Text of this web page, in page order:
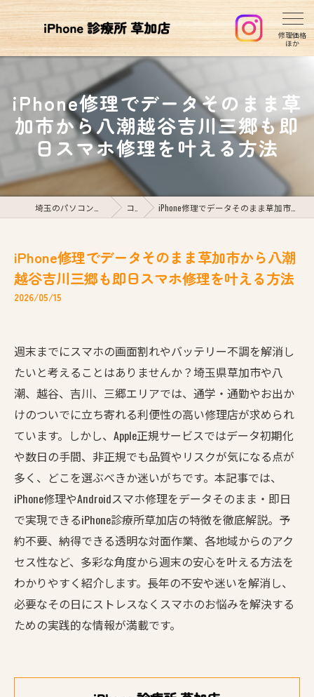
iPhone修理でデータそのまま草
加市から八潮越谷吉川三郷も即
日スマホ修理を叶える方法
コラム iPhone修理でデータそのまま草加市から八潮越谷吉川三郷も即日スマホ修理を叶える方法
iPhone修理でデータそのまま草加市から八潮
越谷吉川三郷も即日スマホ修理を叶える方法
2026/05/15
週末までにスマホの画面割れやバッテリー不調を解消し
たいと考えることはありませんか？埼玉県草加市や八
潮、越谷、吉川、三郷エリアでは、通学・通勤やお出か
けのついでに立ち寄れる利便性の高い修理店が求められ
ています。しかし、Apple正規サービスではデータ初期化
や数日の手間、非正規でも品質やリスクが気になる点が
多く、どこを選ぶべきか迷いがちです。本記事では、
iPhone修理やAndroidスマホ修理をデータそのまま・即日
で実現できるiPhone診療所草加店の特徴を徹底解説。予
約不要、納得できる透明な対面作業、各地域からのアク
セス性など、多彩な角度から週末の安心を叶える方法を
わかりやすく紹介します。長年の不安や迷いを解消し、
必要なその日にストレスなくスマホのお悩みを解決する
ための実践的な情報が満載です。